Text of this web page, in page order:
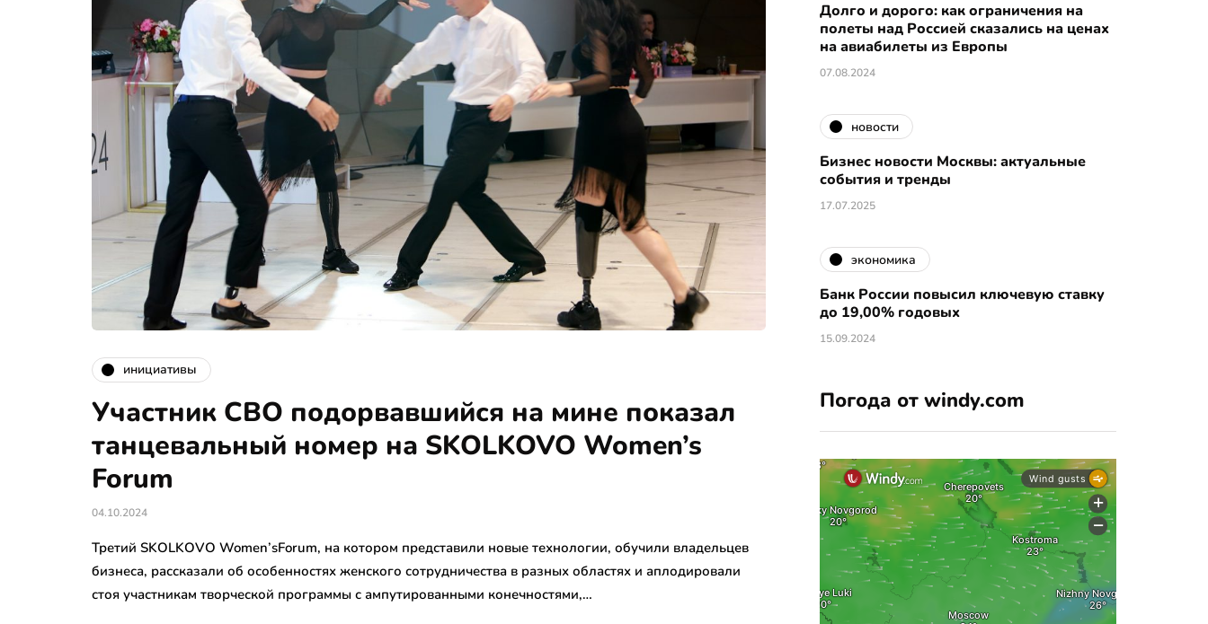
инициативы
Участник СВО подорвавшийся на мине показал
танцевальный номер на SKOLKOVO Women’s
Forum
04.10.2024
Третий SKOLKOVO Women’sForum, на котором представили новые технологии, обучили владельцев
бизнеса, рассказали об особенностях женского сотрудничества в разных областях и аплодировали
стоя участникам творческой программы с ампутированными конечностями,…
Долго и дорого: как ограничения на
полеты над Россией сказались на ценах
на авиабилеты из Европы
07.08.2024
новости
Бизнес новости Москвы: актуальные
события и тренды
17.07.2025
экономика
Банк России повысил ключевую ставку
до 19,00% годовых
15.09.2024
Погода от windy.com